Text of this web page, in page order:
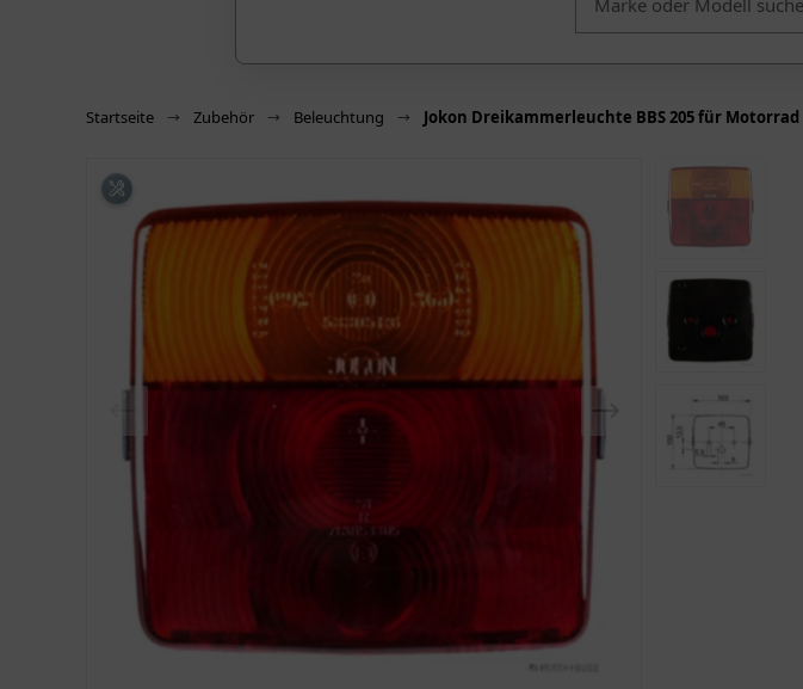
Startseite Zubehör Beleuchtung Jokon Dreikammerleuchte BBS 205 für Motorrad